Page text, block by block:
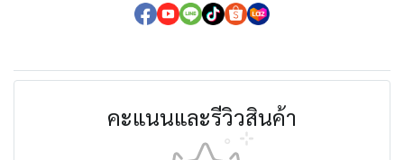
คะแนนและรีวิวสินค้า